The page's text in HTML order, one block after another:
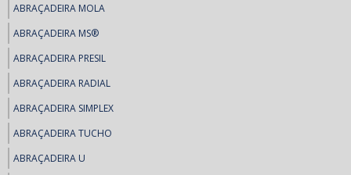
ABRAÇADEIRA MOLA
ABRAÇADEIRA MS®
ABRAÇADEIRA PRESIL
ABRAÇADEIRA RADIAL
ABRAÇADEIRA SIMPLEX
ABRAÇADEIRA TUCHO
ABRAÇADEIRA U